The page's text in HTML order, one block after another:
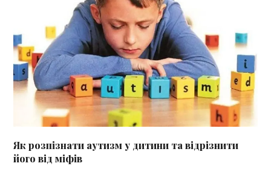
Як розпізнати аутизм у дитини та відрізнити
його від міфів